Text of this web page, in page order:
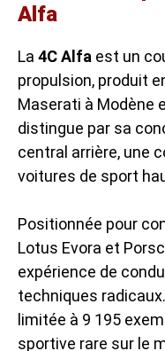
Alfa
La 4C Alfa est un
propulsion, produit
Maserati à Modène
distingue par sa
central arrière, une
voitures de sport
Positionnée pour
Lotus Evora et
expérience de
techniques
limitée à 9 195
sportive rare sur le